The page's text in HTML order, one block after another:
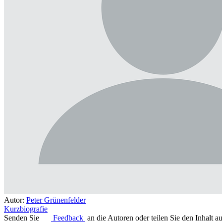
Autor: Peter Grünenfelder
Kurzbiografie
Senden Sie
Feedback an die Autoren oder teilen Sie den Inhalt